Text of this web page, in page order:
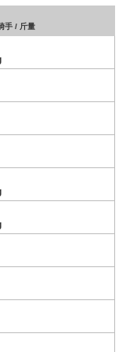
手 / 斤量